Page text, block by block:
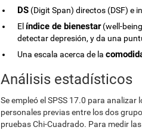
DS (Digit Span) directos (DSF) e
El índice de bienestar(well-
detectar depresión, y da una
Una escala acerca de la
Análisis estadísticos
Se empleó el SPSS 17.0 para
personales previas entre los dos
pruebas Chi-Cuadrado. Para medir